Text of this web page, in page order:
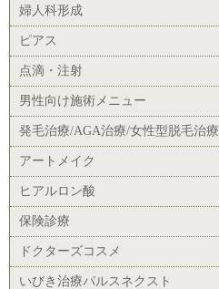
婦人科形成
ピアス
点滴・注射
男性向け施術メニュー
発毛治療/AGA治療/女性型脱毛治療
アートメイク
ヒアルロン酸
保険診療
ドクターズコスメ
いびき治療パルスネクスト